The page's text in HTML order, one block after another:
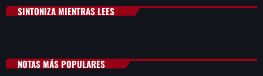
SINTONIZA MIENTRAS LEES
NOTAS MÁS POPULARES